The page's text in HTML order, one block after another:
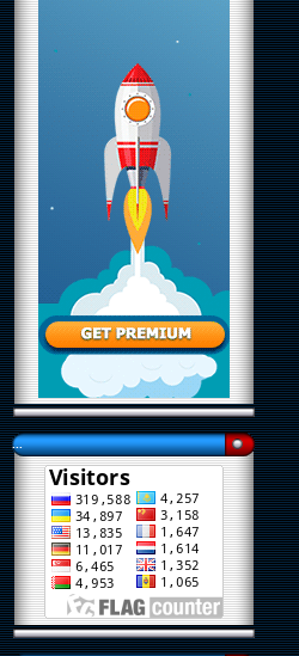
...